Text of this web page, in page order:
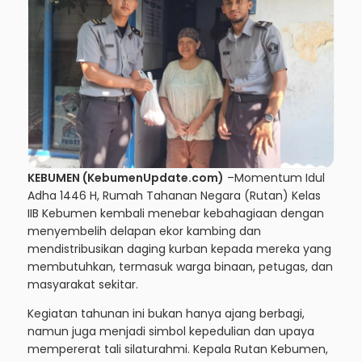
KEBUMEN (KebumenUpdate.com) –Momentum Idul
Adha 1446 H, Rumah Tahanan Negara (Rutan) Kelas
IIB Kebumen kembali menebar kebahagiaan dengan
menyembelih delapan ekor kambing dan
mendistribusikan daging kurban kepada mereka yang
membutuhkan, termasuk warga binaan, petugas, dan
masyarakat sekitar.
Kegiatan tahunan ini bukan hanya ajang berbagi,
namun juga menjadi simbol kepedulian dan upaya
mempererat tali silaturahmi. Kepala Rutan Kebumen,